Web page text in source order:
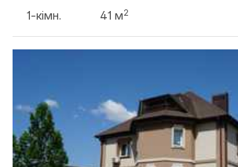
1-кімн.
41 м2